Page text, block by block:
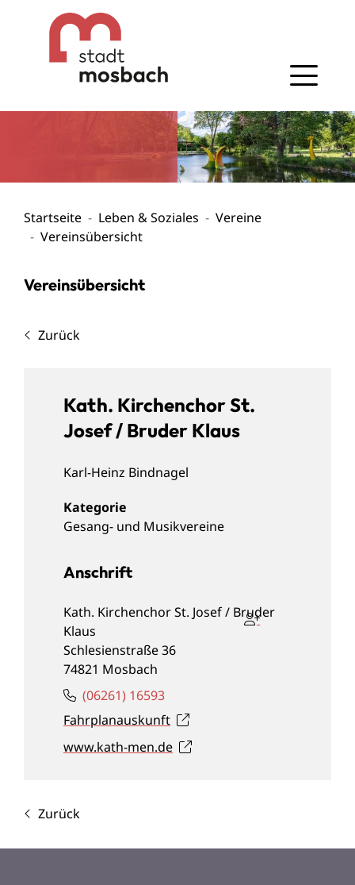
Gehe zum Navigationsbereich
Gehe zum Inhalt
Startseite Leben & Soziales
Vereine
Vereinsübersicht
Vereinsübersicht
Zurück
Kath. Kirchenchor St.
Josef / Bruder Klaus
Karl-Heinz Bindnagel
Gesang- und Musikvereine
Anschrift
Kath. Kirchenchor St. Josef / Bruder
Klaus
Schlesienstraße 36
74821 Mosbach
Fahrplanauskunft
(06261) 16593
www.kath-men.de
Zurück